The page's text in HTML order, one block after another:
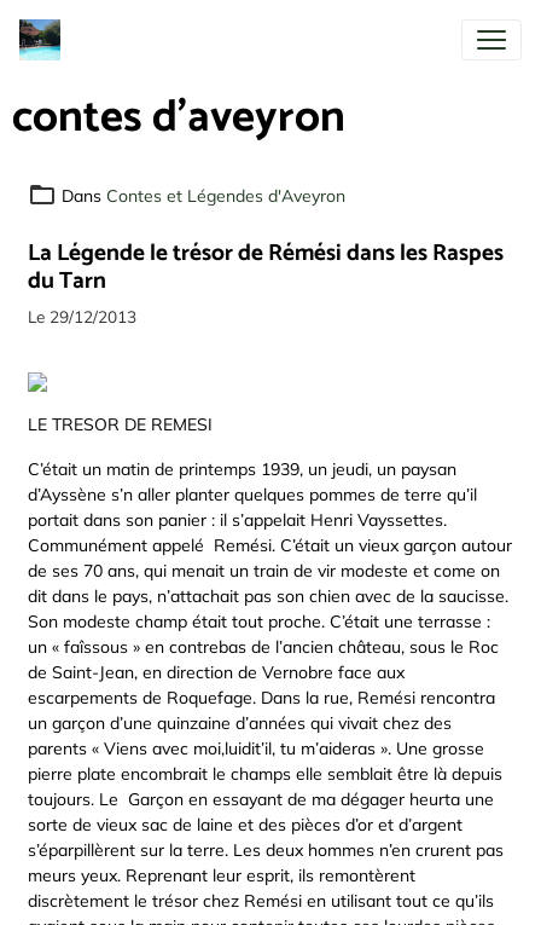
contes d'aveyron
Dans Contes et Légendes d'Aveyron
La Légende le trésor de Rémési dans les Raspes
du Tarn
Le 29/12/2013
LE TRESOR DE REMESI
C’était un matin de printemps 1939, un jeudi, un paysan
d’Ayssène s’n aller planter quelques pommes de terre qu’il
portait dans son panier : il s’appelait Henri Vayssettes.
Communément appelé Remési. C’était un vieux garçon autour
de ses 70 ans, qui menait un train de vir modeste et come on
dit dans le pays, n’attachait pas son chien avec de la saucisse.
Son modeste champ était tout proche. C’était une terrasse :
un « faîssous » en contrebas de l’ancien château, sous le Roc
de Saint-Jean, en direction de Vernobre face aux
escarpements de Roquefage. Dans la rue, Remési rencontra
un garçon d’une quinzaine d’années qui vivait chez des
parents « Viens avec moi,luidit’il, tu m’aideras ». Une grosse
pierre plate encombrait le champs elle semblait être là depuis
toujours. Le Garçon en essayant de ma dégager heurta une
sorte de vieux sac de laine et des pièces d’or et d’argent
s’éparpillèrent sur la terre. Les deux hommes n’en crurent pas
meurs yeux. Reprenant leur esprit, ils remontèrent
discrètement le trésor chez Remési en utilisant tout ce qu’ils